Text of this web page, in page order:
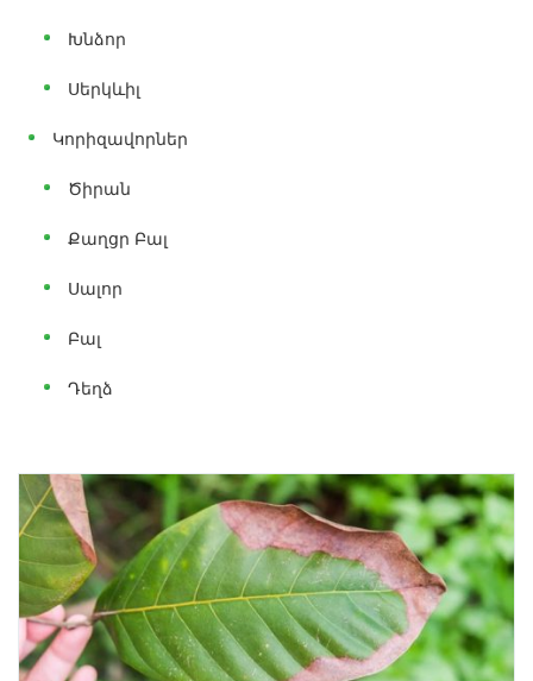
Խնձոր
Սերկևիլ
Կորիզավորներ
Ծիրան
Քաղցր Բալ
Սալոր
Բալ
Դեղձ